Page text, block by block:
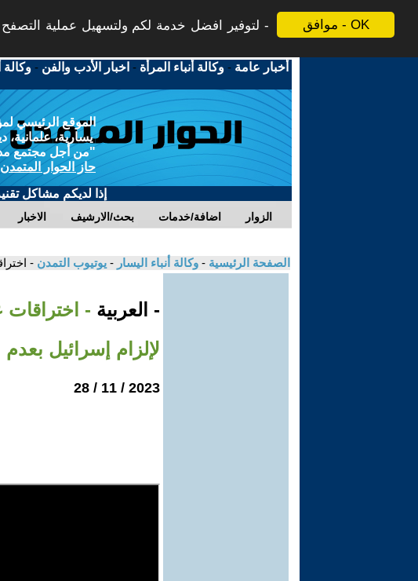
موافق - OK
لتوفير افضل خدمة لكم ولتسهيل عملية
أخبار عامة -وكالة أنباء المرأة - اخبار الأدب والفن -وكالة
الموقع الرئيسي
يسارية، علمانية،
"من أجل مجتمع
حاز الحوار
إذا لديكم مشاكل
الاخبار بحث/الارشيف اضافة/خدمات الزوار
الصفحة الرئيسية - وكالة أنباء اليسار - يوتيوب التمدن -
- العربية - اختراقات
لإلزام إسرائيل بعدم
2023 / 11 / 28